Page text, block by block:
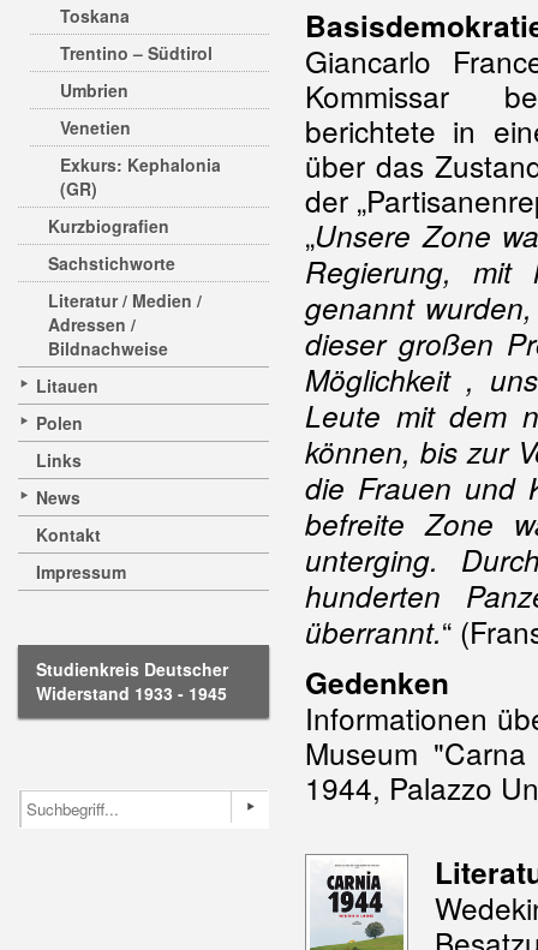
Toskana
Trentino – Südtirol
Umbrien
Venetien
Exkurs: Kephalonia
(GR)
Kurzbiografien
Sachstichworte
Literatur / Medien /
Adressen /
Bildnachweise
Litauen
Polen
Links
News
Kontakt
Impressum
Studienkreis Deutscher
Widerstand 1933 - 1945
Giancarlo
Kommissar
berichtete in
über das
der
„Unsere Zone
Regierung, mit
genannt
dieser großen
Möglichkeit ,
Leute mit dem
können, bis zur
die Frauen und
befreite Zone
unterging.
hunderten
überrannt.“
Gedenken
Informationen
Museum
1944, Palazzo